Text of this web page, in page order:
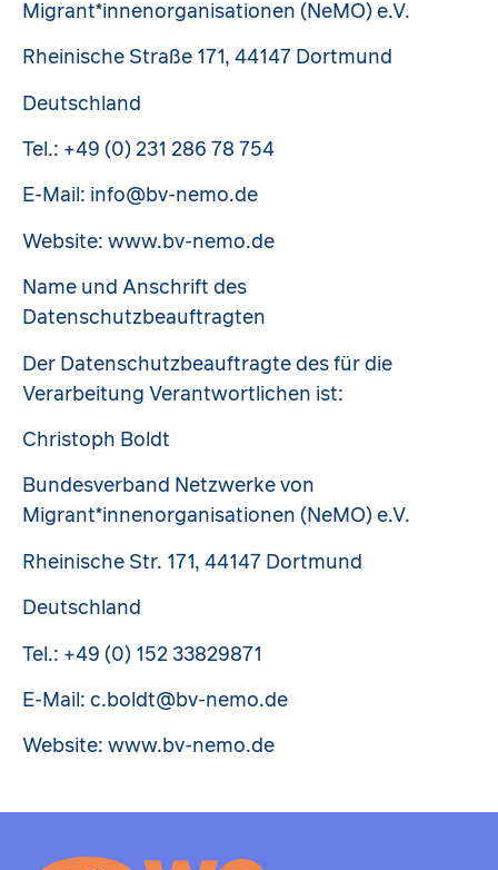
Migrant*innenorganisationen (NeMO) e.V.
Rheinische Straße 171, 44147 Dortmund
Deutschland
Tel.: +49 (0) 231 286 78 754
E-Mail: info@bv-nemo.de
Website: www.bv-nemo.de
Name und Anschrift des
Datenschutzbeauftragten
Der Datenschutzbeauftragte des für die
Verarbeitung Verantwortlichen ist:
Christoph Boldt
Bundesverband Netzwerke von
Migrant*innenorganisationen (NeMO) e.V.
Rheinische Str. 171, 44147 Dortmund
Deutschland
Tel.: +49 (0) 152 33829871
E-Mail: c.boldt@bv-nemo.de
Website: www.bv-nemo.de